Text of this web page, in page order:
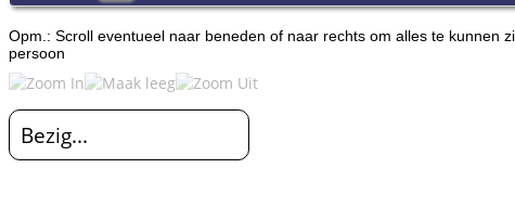
Opm.: Scroll eventueel naar beneden of naar rechts om alles te kunnen
persoon
Bezig...